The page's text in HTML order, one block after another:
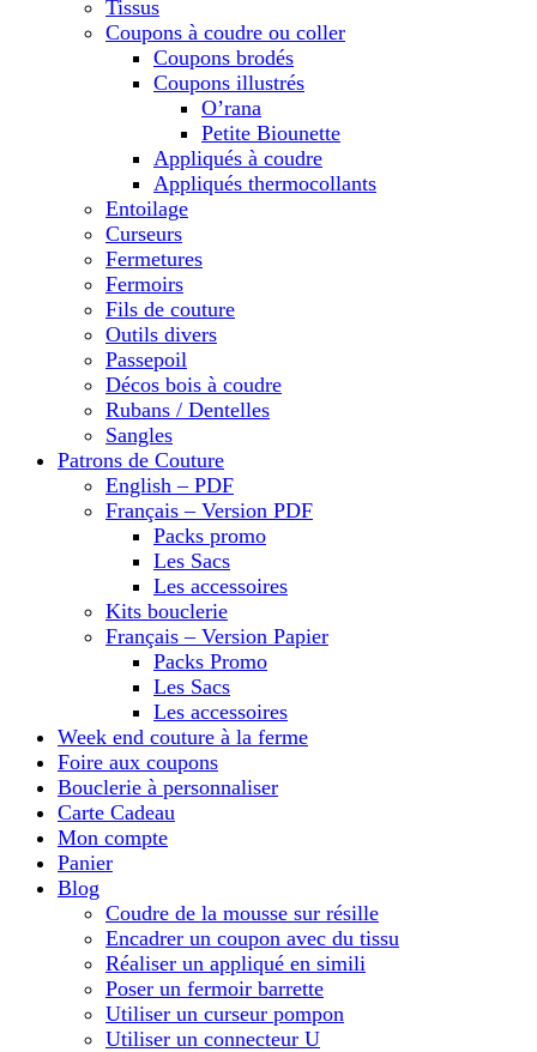
Tissus
Coupons à coudre ou coller
Coupons brodés
Coupons illustrés
O’rana
Petite Biounette
Appliqués à coudre
Appliqués thermocollants
Entoilage
Curseurs
Fermetures
Fermoirs
Fils de couture
Outils divers
Passepoil
Décos bois à coudre
Rubans / Dentelles
Sangles
Patrons de Couture
English – PDF
Français – Version PDF
Packs promo
Les Sacs
Les accessoires
Kits bouclerie
Français – Version Papier
Packs Promo
Les Sacs
Les accessoires
Week end couture à la ferme
Foire aux coupons
Bouclerie à personnaliser
Carte Cadeau
Mon compte
Panier
Blog
Coudre de la mousse sur résille
Encadrer un coupon avec du tissu
Réaliser un appliqué en simili
Poser un fermoir barrette
Utiliser un curseur pompon
Utiliser un connecteur U